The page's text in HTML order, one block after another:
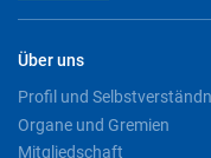
Über uns
Profil und
Organe und Gremien
Mitgliedschaft